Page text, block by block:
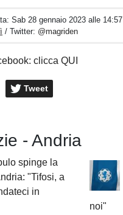
Sab 28 gennaio 2023 alle 14:57
/ Twitter: @magriden
clicca QUI
Tweet
- Andria
spinge la
"Tifosi, a
in
noi"